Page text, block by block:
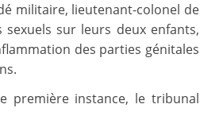
militaire, lieutenant-colonel de
sexuels sur leurs deux enfants,
des parties génitales
première instance, le tribunal